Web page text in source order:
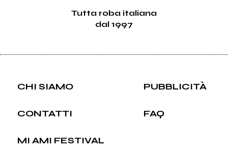
Tutta roba italiana
dal 1997
CHI SIAMO PUBBLICITÀ
CONTATTI FAQ
MI AMI FESTIVAL